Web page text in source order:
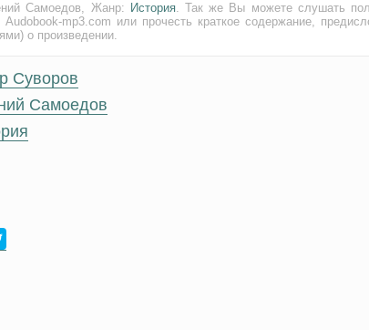
Самоедов, Жанр: История. Так же Вы можете слушать
mp3.com или прочесть краткое содержание,
о произведении.
Суворов
Самоедов